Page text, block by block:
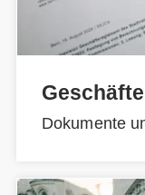
Geschäfte
Dokumente